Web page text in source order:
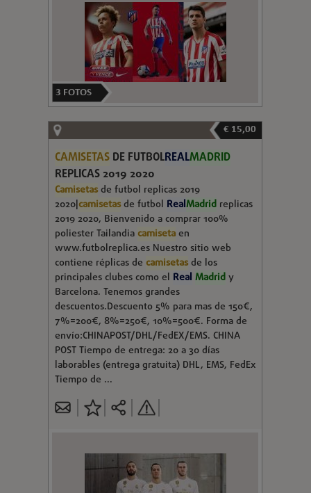
3 FOTOS
€ 15,00
CAMISETASDE FUTBOLREALMADRID
REPLICAS 2019 2020
Camisetasde futbol replicas 2019
2020|camisetasde futbol RealMadridreplicas
2019 2020, Bienvenido a comprar 100%
poliester Tailandiacamisetaen
www.futbolreplica.es Nuestro sitio web
contiene réplicas de camisetasde los
principales clubes como el Real Madridy
Barcelona. Tenemos grandes
descuentos.Descuento 5% para mas de 150€,
7%=200€, 8%=250€, 10%=500€. Forma de
envío:CHINAPOST/DHL/FedEX/EMS. CHINA
POST Tiempo de entrega: 20 a 30 días
laborables (entrega gratuita) DHL, EMS, FedEx
Tiempo de ...